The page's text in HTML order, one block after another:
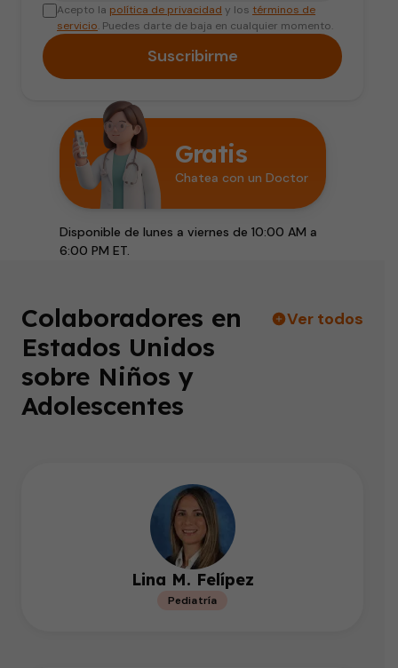
Acepto la política de privacidad y los términos de
servicio. Puedes darte de baja en cualquier momento.
Suscribirme
Gratis
Chatea con un Doctor
Disponible de lunes a viernes de 10:00 AM a
6:00 PM ET.
Colaboradores en
Estados Unidos
sobre Niños y
Adolescentes
Ver todos
Lina M. Felípez
Pediatría